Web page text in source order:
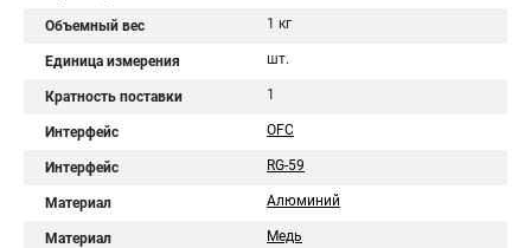
Объемный вес 1 кг
Единица измерения шт.
Кратность поставки 1
Интерфейс OFC
Интерфейс RG-59
Материал Алюминий
Материал Медь